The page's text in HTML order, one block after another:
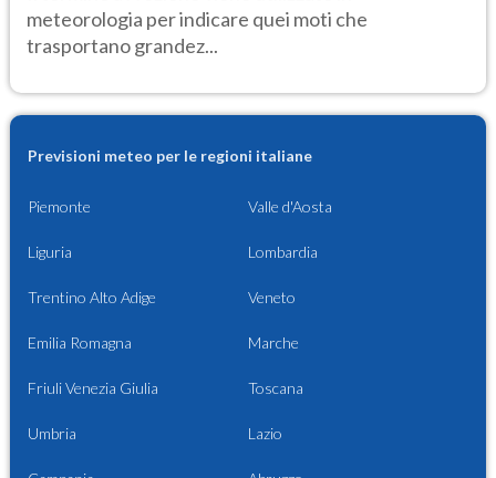
meteorologia per indicare quei moti che
trasportano grandez...
Previsioni meteo per le regioni italiane
Piemonte Valle d'Aosta
Liguria Lombardia
Trentino Alto Adige Veneto
Emilia Romagna Marche
Friuli Venezia Giulia Toscana
Umbria Lazio